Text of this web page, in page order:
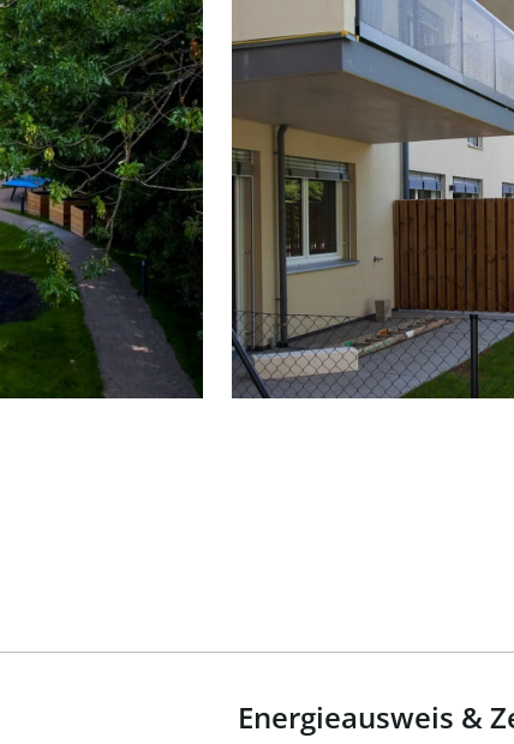
- Beschattung durch elektrisch steuerbare Raffstore-
- Tolle Raumkonzepte zum Querlüften
Ein Stellplatz in der Tiefgarage kostet für Eigennutzer €
Aufgerüstet mit Wallbox (E-Lader) € 39.000,-
Zusätzlich gibt es einen Motorrad-Stellplatz um € 27.000,-
Hochwertige Bauausführung & modernste
Begrünte Pergolawege sowie eine großzügige
vielfältigen Grünraum mit vorteilhaftem Mikroklima.
o Klimatisierung über Fußboden
o Beschattung über Raffstores
- Einlagerungsraum im KellerEnergieausweis &